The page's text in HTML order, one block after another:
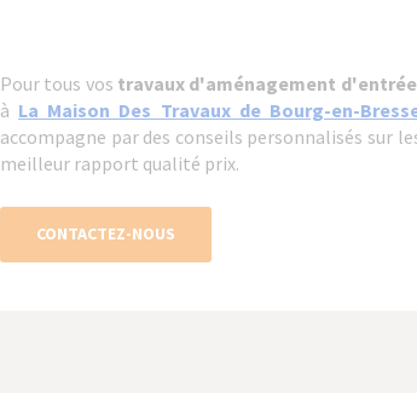
Pour tous vos travaux d'aménagement d'entrée
à La Maison Des Travaux de Bourg-en-
accompagne par des conseils personnalisés sur
meilleur rapport qualité prix.
CONTACTEZ-NOUS